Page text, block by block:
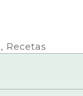
, Recetas